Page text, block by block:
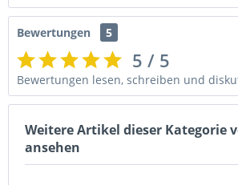
Bewertungen 5
5 / 5
Bewertungen lesen, schreiben und
Weitere Artikel dieser Kategorie
ansehen